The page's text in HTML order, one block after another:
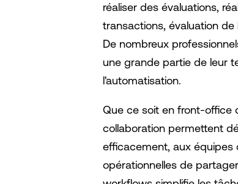
réaliser des évaluations,
transactions, évaluation
De nombreux
une grande partie de leur
l'automatisation.
Que ce soit en front-office
collaboration permettent
efficacement, aux équipes
opérationnelles de